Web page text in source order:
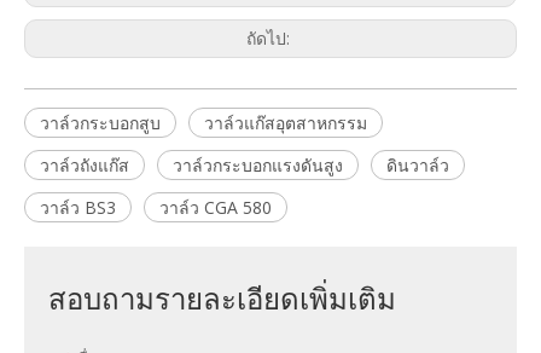
ถัดไป:
วาล์วกระบอกสูบ
วาล์วแก๊สอุตสาหกรรม
วาล์วถังแก๊ส
วาล์วกระบอกแรงดันสูง
ดินวาล์ว
วาล์ว BS3
วาล์ว CGA 580
สอบถามรายละเอียดเพิ่มเติม